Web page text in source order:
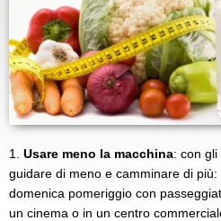
1. Usare meno la macchina: con
guidare di meno e camminare di
domenica pomeriggio con
un cinema o in un centro